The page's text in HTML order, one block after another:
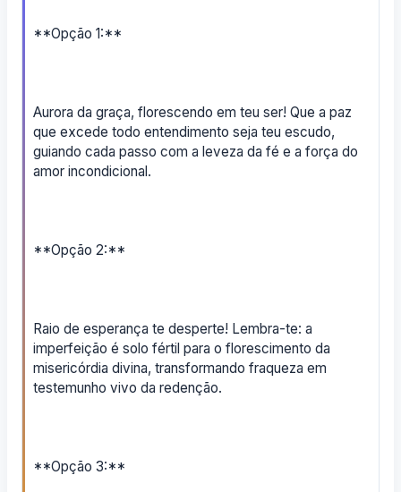
**Opção 1:**
Aurora da graça, florescendo em teu ser! Que a paz
que excede todo entendimento seja teu escudo,
guiando cada passo com a leveza da fé e a força do
amor incondicional.
**Opção 2:**
Raio de esperança te desperte! Lembra-te: a
imperfeição é solo fértil para o florescimento da
misericórdia divina, transformando fraqueza em
testemunho vivo da redenção.
**Opção 3:**